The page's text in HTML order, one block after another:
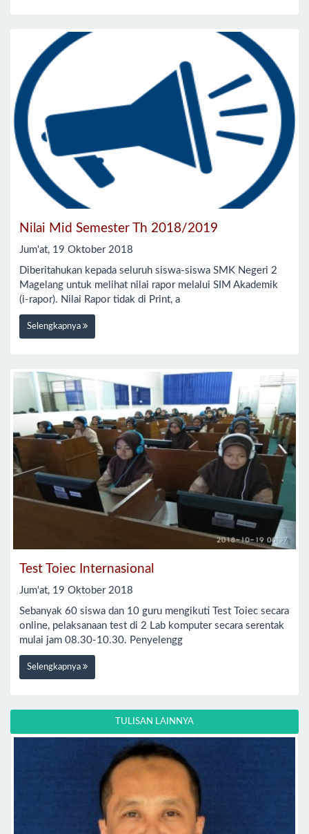
Nilai Mid Semester Th 2018/2019
Jum'at, 19 Oktober 2018
Diberitahukan kepada seluruh siswa-siswa SMK Negeri 2
Magelang untuk melihat nilai rapor melalui SIM Akademik
(i-rapor). Nilai Rapor tidak di Print, a
Selengkapnya
Test Toiec Internasional
Jum'at, 19 Oktober 2018
Sebanyak 60 siswa dan 10 guru mengikuti Test Toiec secara
online, pelaksanaan test di 2 Lab komputer secara serentak
mulai jam 08.30-10.30. Penyelengg
Selengkapnya
TULISAN LAINNYA